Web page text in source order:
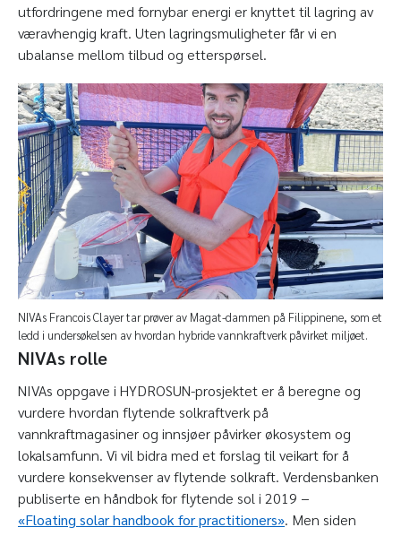
utfordringene med fornybar energi er knyttet til lagring av
væravhengig kraft. Uten lagringsmuligheter får vi en
ubalanse mellom tilbud og etterspørsel.
NIVAs Francois Clayer tar prøver av Magat-dammen på Filippinene, som et
ledd i undersøkelsen av hvordan hybride vannkraftverk påvirket miljøet.
NIVAs rolle
NIVAs oppgave i HYDROSUN-prosjektet er å beregne og
vurdere hvordan flytende solkraftverk på
vannkraftmagasiner og innsjøer påvirker økosystem og
lokalsamfunn. Vi vil bidra med et forslag til veikart for å
vurdere konsekvenser av flytende solkraft. Verdensbanken
publiserte en håndbok for flytende sol i 2019 −
«Floating solar handbook for practitioners». Men siden